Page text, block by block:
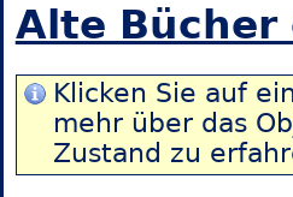
Alte Bücher
Klicken Sie auf
mehr über das
Zustand zu